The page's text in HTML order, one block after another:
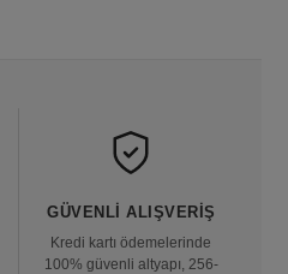
GÜVENLI ALIŞVERIŞ
Kredi kartı ödemelerinde
100% güvenli altyapı, 256-